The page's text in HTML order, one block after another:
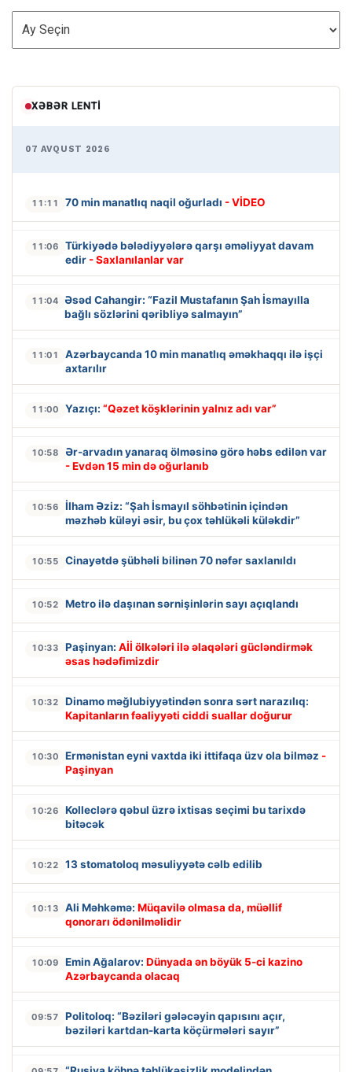
ARXİV
XƏBƏR LENTI
07 AVQUST 2026
11:11 70 min manatlıq naqil oğurladı - VİDEO
11:06
Türkiyədə bələdiyyələrə qarşı əməliyyat davam
edir - Saxlanılanlar var
11:04
Əsəd Cahangir: “Fazil Mustafanın Şah İsmayılla
bağlı sözlərini qəribliyə salmayın”
11:01
Azərbaycanda 10 min manatlıq əməkhaqqı ilə işçi
axtarılır
11:00 Yazıçı: “Qəzet köşklərinin yalnız adı var”
10:58
Ər-arvadın yanaraq ölməsinə görə həbs edilən var
- Evdən 15 min də oğurlanıb
10:56
İlham Əziz: “Şah İsmayıl söhbətinin içindən
məzhəb küləyi əsir, bu çox təhlükəli küləkdir”
10:55 Cinayətdə şübhəli bilinən 70 nəfər saxlanıldı
10:52 Metro ilə daşınan sərnişinlərin sayı açıqlandı
10:33 Paşinyan: Aİİ ölkələri ilə əlaqələri gücləndirmək
əsas hədəfimizdir
10:32
Dinamo məğlubiyyətindən sonra sərt narazılıq:
Kapitanların fəaliyyəti ciddi suallar doğurur
10:30 Ermənistan eyni vaxtda iki ittifaqa üzv ola bilməz -
Paşinyan
10:26
Kolleclərə qəbul üzrə ixtisas seçimi bu tarixdə
bitəcək
10:22 13 stomatoloq məsuliyyətə cəlb edilib
10:13 Ali Məhkəmə: Müqavilə olmasa da, müəllif
qonorarı ödənilməlidir
10:09 Emin Ağalarov: Dünyada ən böyük 5-ci kazino
Azərbaycanda olacaq
09:57
Politoloq: “Bəziləri gələcəyin qapısını açır,
bəziləri kartdan-karta köçürmələri sayır”